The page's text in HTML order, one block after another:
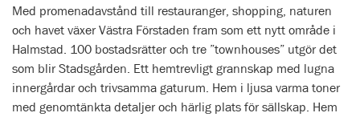
Med promenadavstånd till restauranger, shopping, naturen
och havet växer Västra Förstaden fram som ett nytt område i
Halmstad. 100 bostadsrätter och tre ”townhouses” utgör det
som blir Stadsgården. Ett hemtrevligt grannskap med lugna
innergårdar och trivsamma gaturum. Hem i ljusa varma toner
med genomtänkta detaljer och härlig plats för sällskap. Hem